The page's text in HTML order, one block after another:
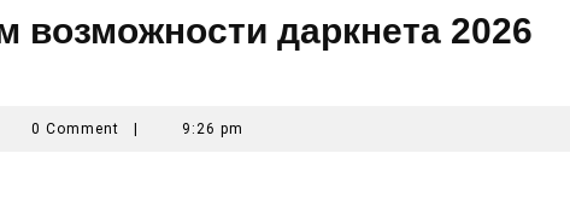
возможности даркнета 2026
0 Comment 9:26 pm